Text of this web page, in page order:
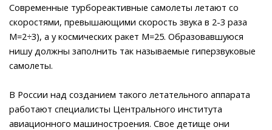
Современные турбореактивные самолеты летают со
скоростями, превышающими скорость звука в 2-3 раза
М=2÷3), а у космических ракет М=25. Образовавшуюся
нишу должны заполнить так называемые гиперзвуковые
самолеты.
В России над созданием такого летательного аппарата
работают специалисты Центрального института
авиационного машиностроения. Свое детище они